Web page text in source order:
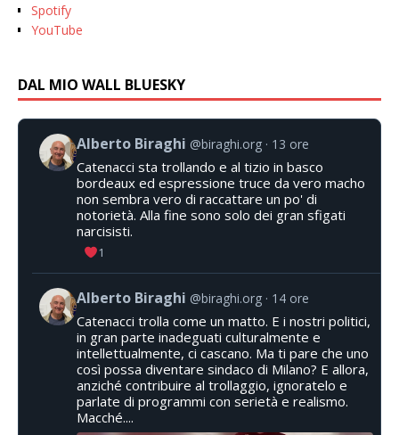
Spotify
YouTube
DAL MIO WALL BLUESKY
Alberto Biraghi @biraghi.org 13 ore
Catenacci sta trollando e al tizio in basco
bordeaux ed espressione truce da vero macho
non sembra vero di raccattare un po' di
notorietà. Alla fine sono solo dei gran sfigati
narcisisti.
1
Alberto Biraghi @biraghi.org 14 ore
Catenacci trolla come un matto. E i nostri politici,
in gran parte inadeguati culturalmente e
intellettualmente, ci cascano. Ma ti pare che uno
così possa diventare sindaco di Milano? E allora,
anziché contribuire al trollaggio, ignoratelo e
parlate di programmi con serietà e realismo.
Macché....